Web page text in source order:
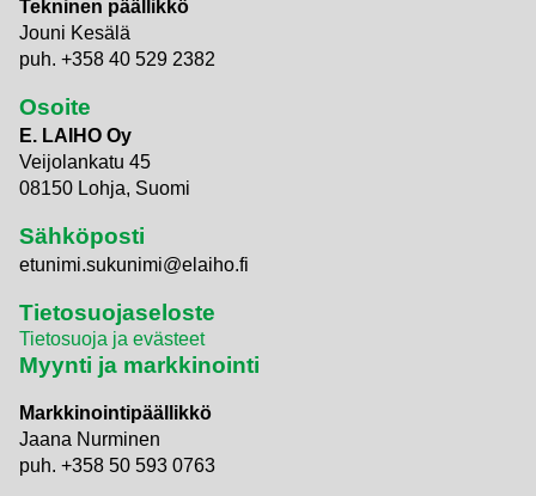
Tekninen päällikkö
Jouni Kesälä
puh. +358 40 529 2382
Osoite
E. LAIHO Oy
Veijolankatu 45
08150 Lohja, Suomi
Sähköposti
etunimi.sukunimi@elaiho.fi
Tietosuojaseloste
Tietosuoja ja evästeet
Myynti ja markkinointi
Markkinointipäällikkö
Jaana Nurminen
puh. +358 50 593 0763